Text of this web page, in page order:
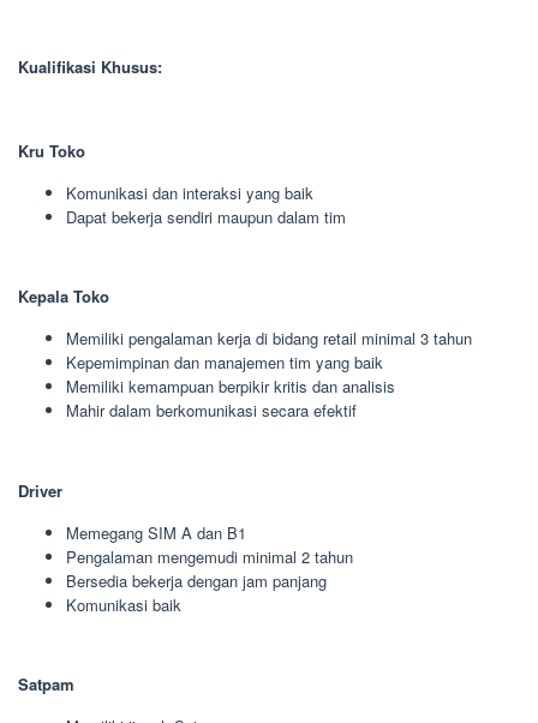
Kualifikasi Khusus:
Kru Toko
Komunikasi dan interaksi yang baik
Dapat bekerja sendiri maupun dalam tim
Kepala Toko
Memiliki pengalaman kerja di bidang retail minimal 3 tahun
Kepemimpinan dan manajemen tim yang baik
Memiliki kemampuan berpikir kritis dan analisis
Mahir dalam berkomunikasi secara efektif
Driver
Memegang SIM A dan B1
Pengalaman mengemudi minimal 2 tahun
Bersedia bekerja dengan jam panjang
Komunikasi baik
Satpam